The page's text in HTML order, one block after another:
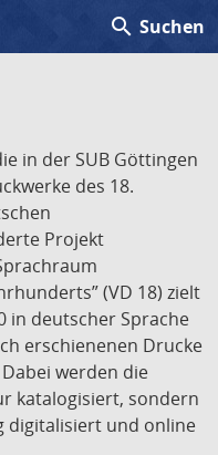
search Suchen
in der SUB Göttingen
des 18.
Projekt
(VD 18) zielt
in deutscher Sprache
erschienenen Drucke
werden die
katalogisiert, sondern
digitalisiert und online